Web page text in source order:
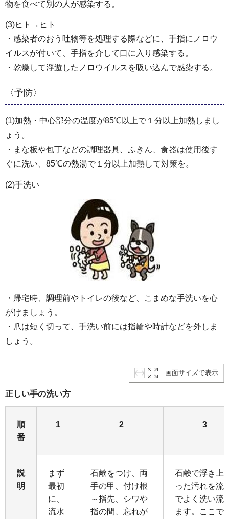
物を食べて別の人が感染する。
(3)ヒト→ヒト
・感染者のおう吐物等を処理する際などに、手指にノロウ
イルスが付いて、手指を介して口に入り感染する。
・乾燥して浮遊したノロウイルスを吸い込んで感染する。
〈予防〉
(1)加熱・中心部分の温度が85℃以上で１分以上加熱しまし
ょう。
・まな板や包丁などの調理器具、ふきん、食器は使用後す
ぐに洗い、85℃の熱湯で１分以上加熱して対策を。
(2)手洗い
・帰宅時、調理前やトイレの後など、こまめな手洗いを心
がけましょう。
・爪は短く切って、手洗い前には指輪や時計などを外しま
しょう。
画面サイズで表示
正しい手の洗い方
順
番
1 2 3
説
明
まず
最初
に、
流水
石鹸をつけ、両
手の甲、付け根
～指先、シワや
指の間、忘れが
石鹸で浮き上
った汚れを流
でよく洗い流
ます。ここで